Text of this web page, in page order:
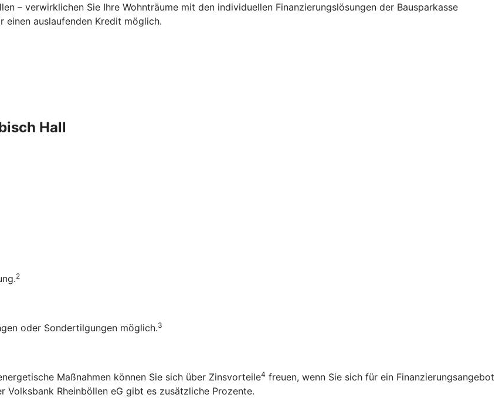
– verwirklichen Sie Ihre Wohnträume mit den individuellen Finanzierungslösungen der Bausparkasse
einen auslaufenden Kredit möglich.
Hall
2
oder Sondertilgungen möglich.3
Maßnahmen können Sie sich über Zinsvorteile4 freuen, wenn Sie sich für ein Finanzierungsangebot
Volksbank Rheinböllen eG gibt es zusätzliche Prozente.